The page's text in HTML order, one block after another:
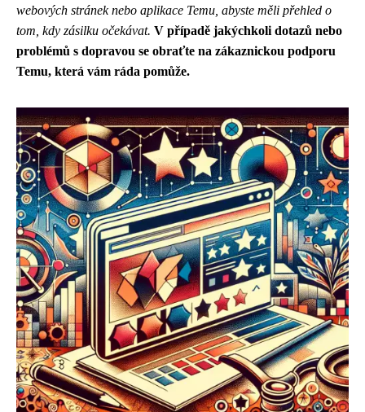
webových stránek nebo aplikace Temu, abyste měli přehled o
tom, kdy zásilku očekávat. V případě jakýchkoli dotazů nebo
problémů s dopravou se obraťte na zákaznickou podporu
Temu, která vám ráda pomůže.